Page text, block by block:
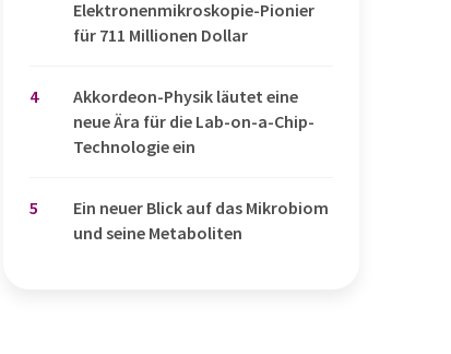
Elektronenmikroskopie-Pionier
für 711 Millionen Dollar
4
Akkordeon-Physik läutet eine
neue Ära für die Lab-on-a-Chip-
Technologie ein
5
Ein neuer Blick auf das Mikrobiom
und seine Metaboliten